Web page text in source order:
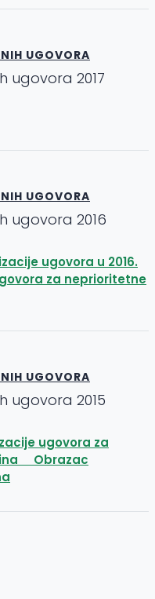
UGOVORA
ugovora 2017
UGOVORA
ugovora 2016
ugovora u 2016.
za neprioritetne
UGOVORA
ugovora 2015
ugovora za
Obrazac